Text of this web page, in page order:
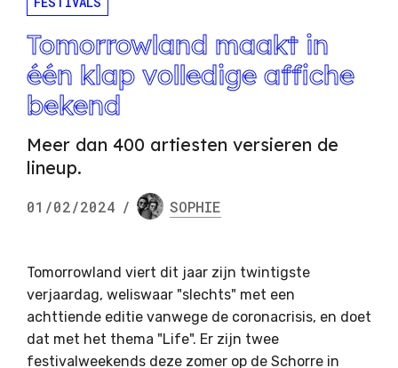
Tomorrowland maakt in
één klap volledige affiche
bekend
Meer dan 400 artiesten versieren de
lineup.
01/02/2024 / SOPHIE
Tomorrowland viert dit jaar zijn twintigste
verjaardag, weliswaar "slechts" met een
achttiende editie vanwege de coronacrisis, en doet
dat met het thema "Life". Er zijn twee
festivalweekends deze zomer op de Schorre in